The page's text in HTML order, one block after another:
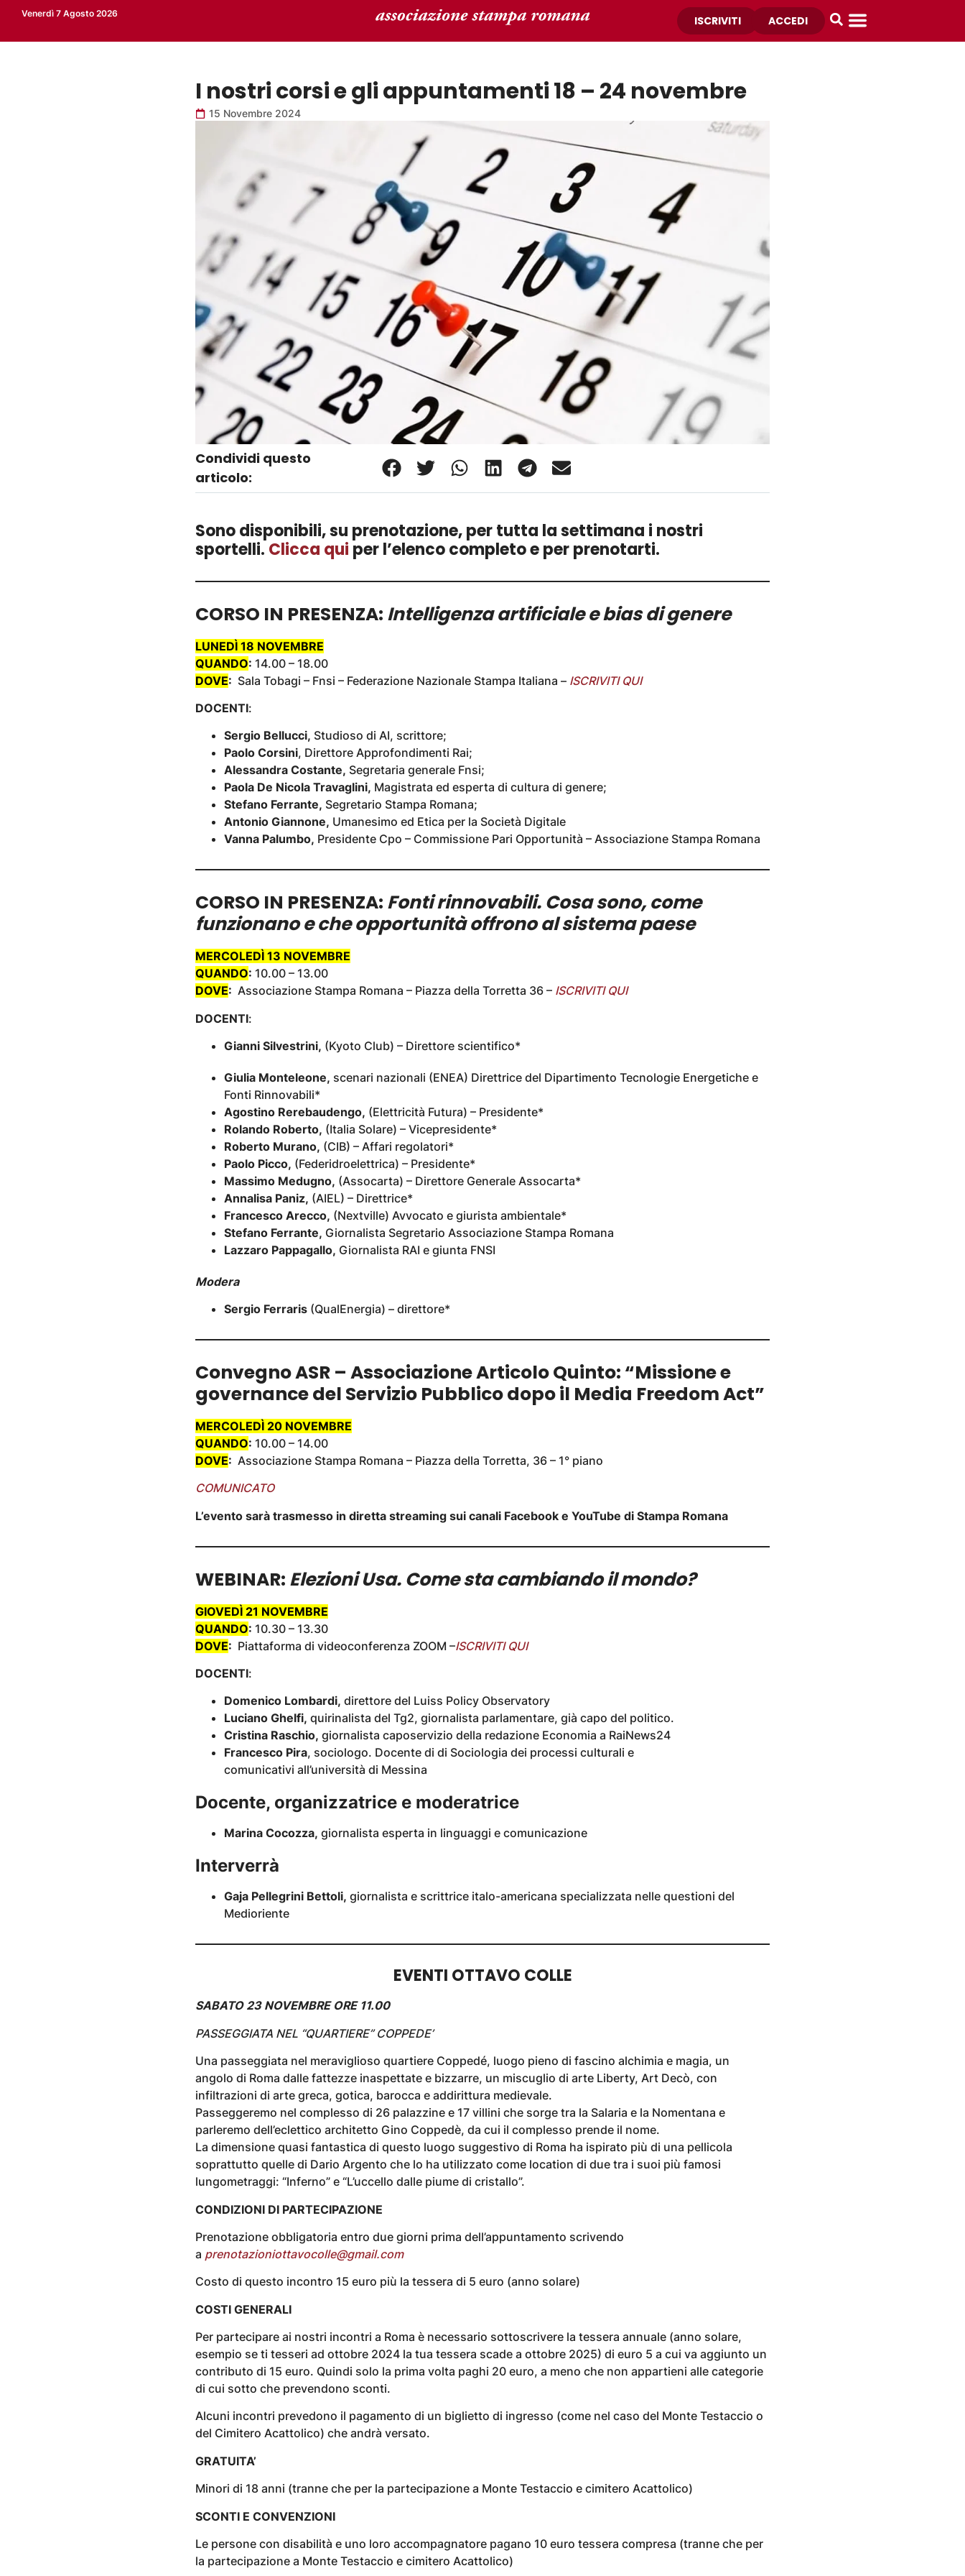
Venerdì 7 Agosto 2026
ISCRIVITI ACCEDI
I nostri corsi e gli appuntamenti 18 – 24 novembre
15 Novembre 2024
Condividi questo
articolo:
Sono disponibili, su prenotazione, per tutta la settimana i nostri
sportelli. Clicca qui per l’elenco completo e per prenotarti.
CORSO IN PRESENZA: Intelligenza artificiale e bias di genere
LUNEDÌ 18 NOVEMBRE
QUANDO: 14.00 – 18.00
DOVE: Sala Tobagi – Fnsi – Federazione Nazionale Stampa Italiana – ISCRIVITI QUI
DOCENTI:
Sergio Bellucci, Studioso di AI, scrittore;
Paolo Corsini, Direttore Approfondimenti Rai;
Alessandra Costante, Segretaria generale Fnsi;
Paola De Nicola Travaglini, Magistrata ed esperta di cultura di genere;
Stefano Ferrante, Segretario Stampa Romana;
Antonio Giannone, Umanesimo ed Etica per la Società Digitale
Vanna Palumbo, Presidente Cpo – Commissione Pari Opportunità – Associazione Stampa Romana
CORSO IN PRESENZA: Fonti rinnovabili. Cosa sono, come
funzionano e che opportunità offrono al sistema paese
MERCOLEDÌ 13 NOVEMBRE
QUANDO: 10.00 – 13.00
DOVE: Associazione Stampa Romana – Piazza della Torretta 36 – ISCRIVITI QUI
DOCENTI:
Gianni Silvestrini, (Kyoto Club) – Direttore scientifico*
Giulia Monteleone, scenari nazionali (ENEA) Direttrice del Dipartimento Tecnologie Energetiche e
Fonti Rinnovabili*
Agostino Rerebaudengo, (Elettricità Futura) – Presidente*
Rolando Roberto, (Italia Solare) – Vicepresidente*
Roberto Murano, (CIB) – Affari regolatori*
Paolo Picco, (Federidroelettrica) – Presidente*
Massimo Medugno, (Assocarta) – Direttore Generale Assocarta*
Annalisa Paniz, (AIEL) – Direttrice*
Francesco Arecco, (Nextville) Avvocato e giurista ambientale*
Stefano Ferrante, Giornalista Segretario Associazione Stampa Romana
Lazzaro Pappagallo, Giornalista RAI e giunta FNSI
Modera
Sergio Ferraris (QualEnergia) – direttore*
Convegno ASR – Associazione Articolo Quinto: “Missione e
governance del Servizio Pubblico dopo il Media Freedom Act”
MERCOLEDÌ 20 NOVEMBRE
QUANDO: 10.00 – 14.00
DOVE: Associazione Stampa Romana – Piazza della Torretta, 36 – 1° piano
COMUNICATO
L’evento sarà trasmesso in diretta streaming sui canali Facebook e YouTube di Stampa Romana
WEBINAR: Elezioni Usa. Come sta cambiando il mondo?
GIOVEDÌ 21 NOVEMBRE
QUANDO: 10.30 – 13.30
DOVE: Piattaforma di videoconferenza ZOOM –ISCRIVITI QUI
DOCENTI:
Domenico Lombardi, direttore del Luiss Policy Observatory
Luciano Ghelfi, quirinalista del Tg2, giornalista parlamentare, già capo del politico.
Cristina Raschio, giornalista caposervizio della redazione Economia a RaiNews24
Francesco Pira, sociologo. Docente di di Sociologia dei processi culturali e
comunicativi all’università di Messina
Docente, organizzatrice e moderatrice
Marina Cocozza, giornalista esperta in linguaggi e comunicazione
Interverrà
Gaja Pellegrini Bettoli, giornalista e scrittrice italo-americana specializzata nelle questioni del
Medioriente
EVENTI OTTAVO COLLE
SABATO 23 NOVEMBRE ORE 11.00
PASSEGGIATA NEL “QUARTIERE” COPPEDE’
Una passeggiata nel meraviglioso quartiere Coppedé, luogo pieno di fascino alchimia e magia, un
angolo di Roma dalle fattezze inaspettate e bizzarre, un miscuglio di arte Liberty, Art Decò, con
infiltrazioni di arte greca, gotica, barocca e addirittura medievale.
Passeggeremo nel complesso di 26 palazzine e 17 villini che sorge tra la Salaria e la Nomentana e
parleremo dell’eclettico architetto Gino Coppedè, da cui il complesso prende il nome.
La dimensione quasi fantastica di questo luogo suggestivo di Roma ha ispirato più di una pellicola
soprattutto quelle di Dario Argento che lo ha utilizzato come location di due tra i suoi più famosi
lungometraggi: “Inferno” e “L’uccello dalle piume di cristallo”.
CONDIZIONI DI PARTECIPAZIONE
Prenotazione obbligatoria entro due giorni prima dell’appuntamento scrivendo
a prenotazioniottavocolle@gmail.com
Costo di questo incontro 15 euro più la tessera di 5 euro (anno solare)
COSTI GENERALI
Per partecipare ai nostri incontri a Roma è necessario sottoscrivere la tessera annuale (anno solare,
esempio se ti tesseri ad ottobre 2024 la tua tessera scade a ottobre 2025) di euro 5 a cui va aggiunto un
contributo di 15 euro. Quindi solo la prima volta paghi 20 euro, a meno che non appartieni alle categorie
di cui sotto che prevendono sconti.
Alcuni incontri prevedono il pagamento di un biglietto di ingresso (come nel caso del Monte Testaccio o
del Cimitero Acattolico) che andrà versato.
GRATUITA’
Minori di 18 anni (tranne che per la partecipazione a Monte Testaccio e cimitero Acattolico)
SCONTI E CONVENZIONI
Le persone con disabilità e uno loro accompagnatore pagano 10 euro tessera compresa (tranne che per
la partecipazione a Monte Testaccio e cimitero Acattolico)